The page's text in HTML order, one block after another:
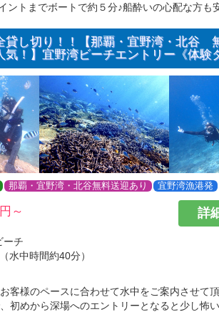
ントまでボートで約５分♪船酔いの心配な方も
貸し切り！！【那覇・宜野湾・北谷
気！】宜野湾ビーチエントリー《体験
那覇・宜野湾・北谷無料送迎あり 宜野湾漁港発
円～
ーチ
水中時間約40分）
詳
客様のペースに合わせて水中をご案内させて
初めから深場へのエントリーとなると少し怖